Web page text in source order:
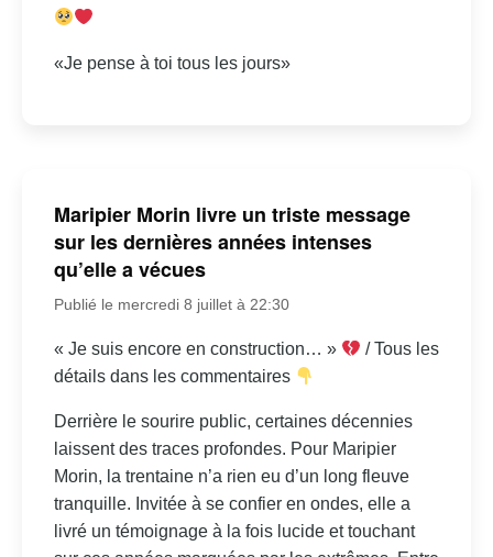
«Je pense à toi tous les jours»
Maripier Morin livre un triste message
sur les dernières années intenses
qu’elle a vécues
Publié le mercredi 8 juillet à 22:30
« Je suis encore en construction… »
/ Tous les
détails dans les commentaires
Derrière le sourire public, certaines décennies
laissent des traces profondes. Pour Maripier
Morin, la trentaine n’a rien eu d’un long fleuve
tranquille. Invitée à se confier en ondes, elle a
livré un témoignage à la fois lucide et touchant